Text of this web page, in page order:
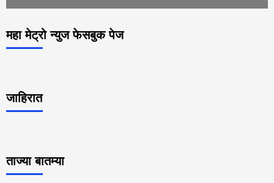
महा मेट्रो न्युज फेसबुक पेज
जाहिरात
ताज्या बातम्या